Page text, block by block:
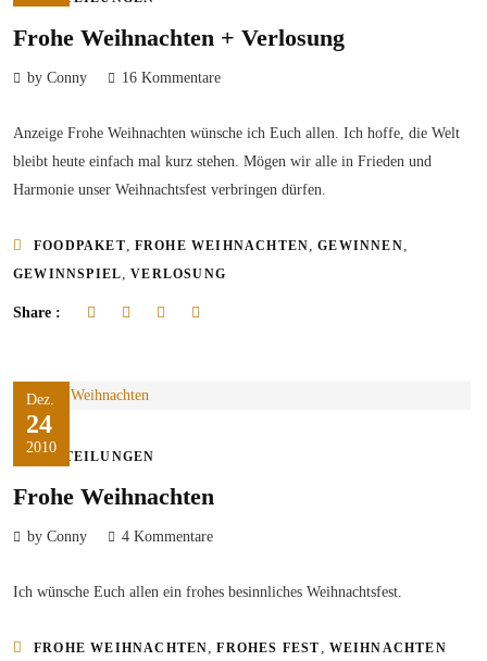
Frohe Weihnachten + Verlosung
by Conny 16 Kommentare
Anzeige Frohe Weihnachten wünsche ich Euch allen. Ich hoffe, die Welt
bleibt heute einfach mal kurz stehen. Mögen wir alle in Frieden und
Harmonie unser Weihnachtsfest verbringen dürfen.
FOODPAKET FROHE WEIHNACHTEN ,GEWINNEN
GEWINNSPIEL ,VERLOSUNG
Share :
Dez.
24
2010
MITTEILUNGEN
Frohe Weihnachten
by Conny 4 Kommentare
Ich wünsche Euch allen ein frohes besinnliches Weihnachtsfest.
FROHE WEIHNACHTEN,FROHES FEST , WEIHNACHTEN